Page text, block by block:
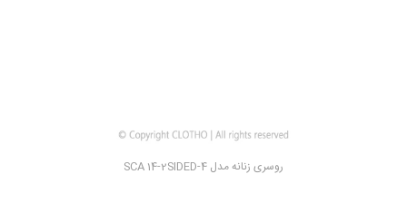
روسری زنانه مدل SCA 14-2SIDED-4